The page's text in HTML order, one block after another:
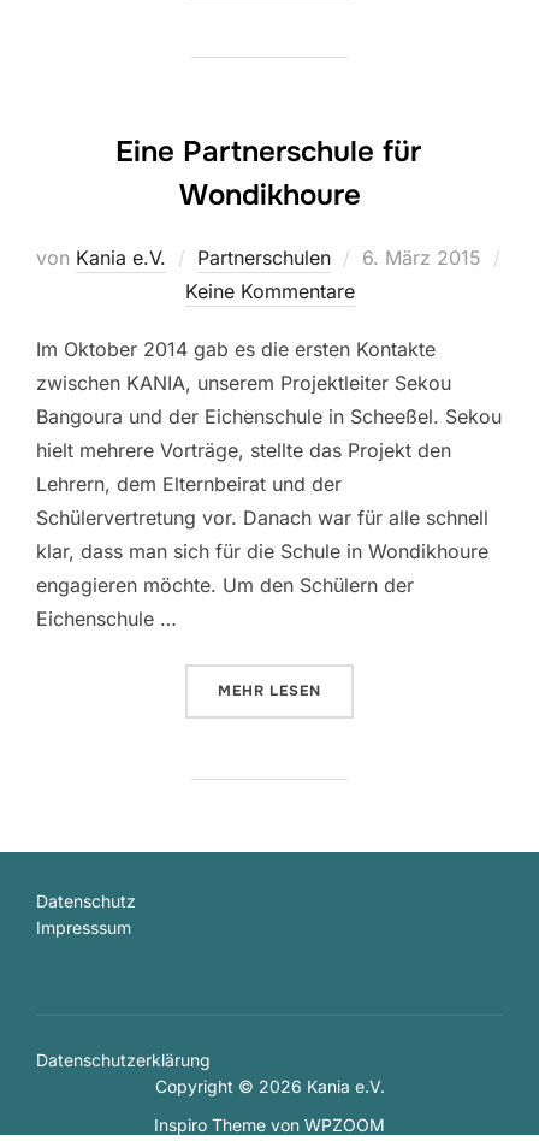
Eine Partnerschule für
Wondikhoure
von Kania e.V. Partnerschulen
Veröffentlicht
6. März 2015
Keine Kommentare
Im Oktober 2014 gab es die ersten Kontakte
zwischen KANIA, unserem Projektleiter Sekou
Bangoura und der Eichenschule in Scheeßel. Sekou
hielt mehrere Vorträge, stellte das Projekt den
Lehrern, dem Elternbeirat und der
Schülervertretung vor. Danach war für alle schnell
klar, dass man sich für die Schule in Wondikhoure
engagieren möchte. Um den Schülern der
Eichenschule …
MEHR ÜBER „EINE PARTNERSCHULE
LESEN
Datenschutz
Impresssum
Datenschutzerklärung
Copyright © 2026 Kania e.V.
Inspiro Theme von WPZOOM